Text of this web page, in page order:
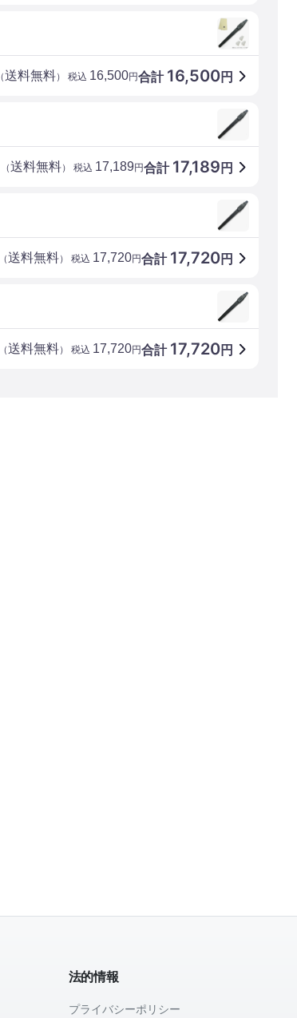
合計 16,500円
（送料無料） 税込 16,500円
合計 17,189 円
（送料無料） 税込 17,189円
合計 17,720円
（送料無料） 税込 17,720円
合計 17,720円
（送料無料） 税込 17,720円
法的情報
プライバシーポリシー